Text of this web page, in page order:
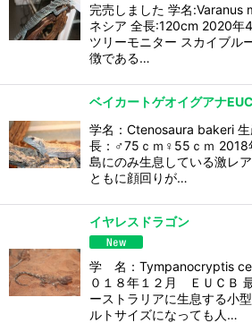
完売しました 学名:Varanus
ネシア 全長:120cm 2020年
ツリーモニター スカイブル
徴である…
ベイカートゲオイグアナ
学名：Ctenosaura bakeri
長：♂75ｃｍ♀55ｃｍ 2018
島にのみ生息している激レ
ともに顔回りが…
イヤレスドラゴン
学 名：Tympanocryptis
０１８年１２月 ＥＵＣＢ
ーストラリアに生息する小
ルトサイズになっても人…